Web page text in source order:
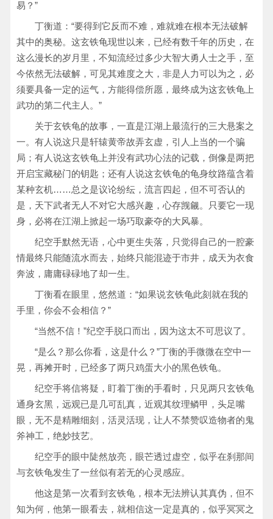
易？”
丁衡道：“要得到它反而不难，难就难在根本无法破解
其中的奥秘。这玄铁龟现世以来，已经有数千年的历史，在
这么漫长的岁月里，不知流经过多少大智大勇人士之手，至
今依然无法破解，可见其难度之大，非是人力可以为之，必
须要具备一定的运气，方能得偿所愿，最终成为这玄铁龟上
武功的第二代主人。”
关于玄铁龟的故事，一直是江湖上最流行的三大悬案之
一。有人说这只是轩辕黄帝故弄玄虚，引人上当的一个骗
局；有人说这玄铁龟上并没有武功心法的记载，倒像是两把
开启宝藏秘门的钥匙；还有人说这玄铁龟的龟身纹路蕴含着
某种玄机……总之是议论纷纭，流言四起，但不可否认的
是，天下武者无人不对它大感兴趣，心存觊觎。只要它一现
身，必将在江湖上掀起一场巧取豪夺的大风暴。
纪空手默然无语，心中更生失落，只觉得自己的一腔豪
情最终只能随流水而去，始终只能混迹于市井，成天为衣食
奔波，庸庸碌碌地了却一生。
丁衡看在眼里，悠然道：“如果说玄铁龟此刻就在我的
手里，你会不会相信？”
“当然不信！”纪空手脱口而出，因为这太不可思议了。
“是么？那么你看，这是什么？”丁衡的手微微在空中一
晃，再摊开时，已经多了两只鸡蛋大小的黑色铁龟。
纪空手将信将疑，盯着丁衡的手看时，只见两只玄铁龟
通身玄黑，远观已是几可乱真，近观其纹理鳞甲，头足嘴
眼，无不是精雕细刻，活灵活现，让人不禁赞叹造物者的鬼
斧神工，绝妙技艺。
纪空手的眼中陡然放亮，眼芒透过虚空，似乎在刹那间
与玄铁龟发生了一丝似有若无的心灵感应。
他这是第一次看到玄铁龟，根本无法辨认其真伪，但不
知为何，他第一眼看去，就相信这一定是真的，似乎冥冥之